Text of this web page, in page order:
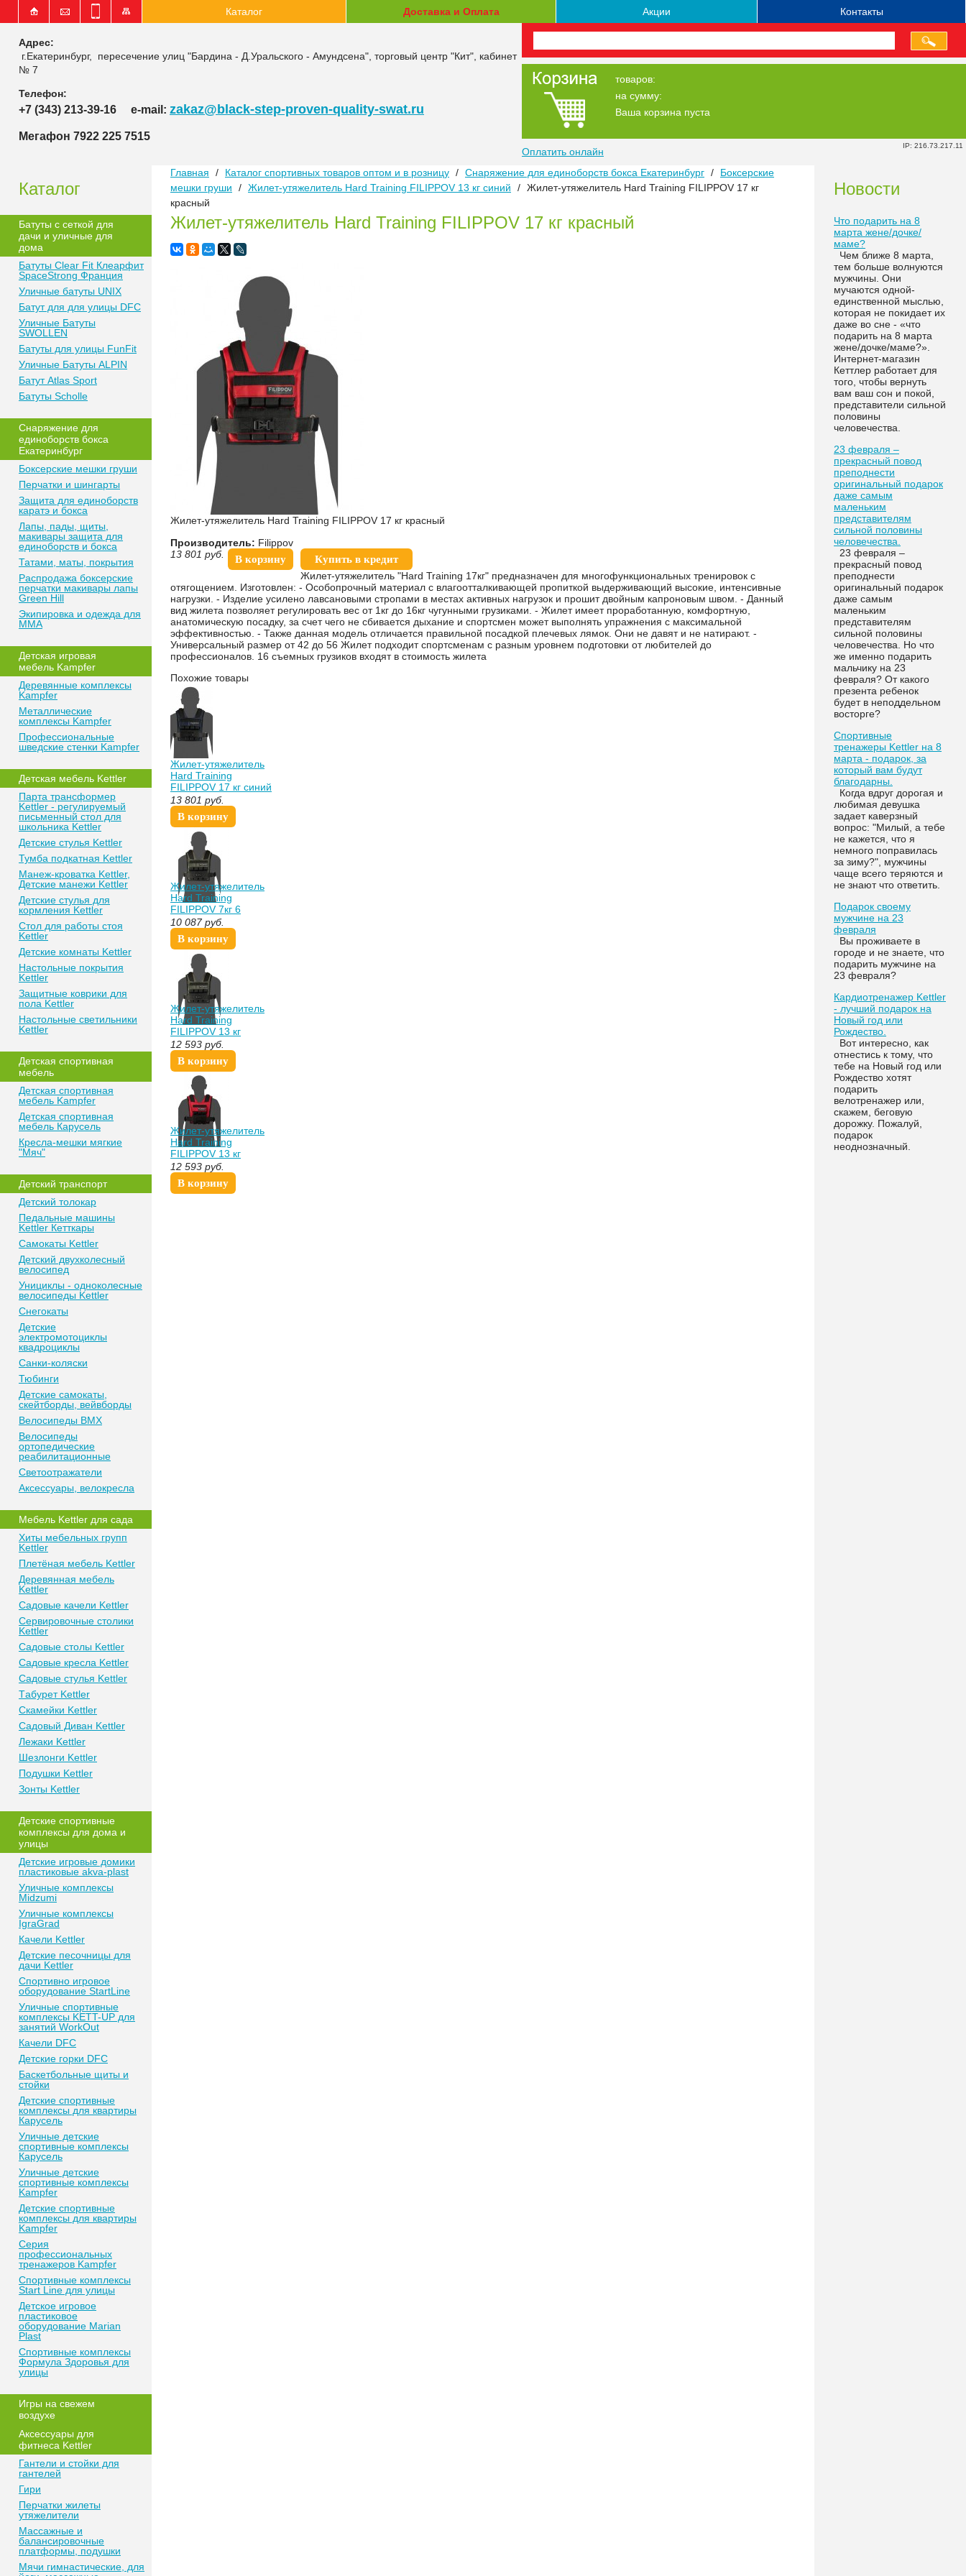
IP: 216.73.217.11
Каталог Доставка и Оплата Акции Контакты
Адрес:
г.Екатеринбург, пересечение улиц "Бардина - Д.Уральского - Амундсена", торговый центр "Кит", кабинет
№ 7
Телефон:
+7 (343) 213-39-16 e-mail: zakaz@black-step-proven-quality-swat.ru
Мегафон 7922 225 7515
товаров:
на сумму:
Ваша корзина пуста
Оплатить онлайн
Каталог
Батуты с сеткой для
дачи и уличные для
дома
Батуты Clear Fit Клеарфит
SpaceStrong Франция
Уличные батуты UNIX
Батут для для улицы DFC
Уличные Батуты
SWOLLEN
Батуты для улицы FunFit
Уличные Батуты ALPIN
Батут Atlas Sport
Батуты Scholle
Снаряжение для
единоборств бокса
Екатеринбург
Боксерские мешки груши
Перчатки и шингарты
Защита для единоборств
каратэ и бокса
Лапы, пады, щиты,
макивары защита для
единоборств и бокса
Татами, маты, покрытия
Распродажа боксерские
перчатки макивары лапы
Green Hill
Экипировка и одежда для
MMA
Детская игровая
мебель Kampfer
Деревянные комплексы
Kampfer
Металлические
комплексы Kampfer
Профессиональные
шведские стенки Kampfer
Детская мебель Kettler
Парта трансформер
Kettler - регулируемый
письменный стол для
школьника Kettler
Детские стулья Kettler
Тумба подкатная Kettler
Манеж-кроватка Kettler,
Детские манежи Kettler
Детские стулья для
кормления Kettler
Стол для работы стоя
Kettler
Детские комнаты Kettler
Настольные покрытия
Kettler
Защитные коврики для
пола Kettler
Настольные светильники
Kettler
Детская спортивная
мебель
Детская спортивная
мебель Kampfer
Детская спортивная
мебель Карусель
Кресла-мешки мягкие
"Мяч"
Детский транспорт
Детский толокар
Педальные машины
Kettler Кетткары
Самокаты Kettler
Детский двухколесный
велосипед
Унициклы - одноколесные
велосипеды Kettler
Снегокаты
Детские
электромотоциклы
квадроциклы
Санки-коляски
Тюбинги
Детские самокаты,
скейтборды, вейвборды
Велосипеды BMX
Велосипеды
ортопедические
реабилитационные
Светоотражатели
Аксессуары, велокресла
Мебель Kettler для сада
Хиты мебельных групп
Kettler
Плетёная мебель Kettler
Деревянная мебель
Kettler
Садовые качели Kettler
Сeрвирoвочные cтoлики
Kettler
Сaдoвые cтoлы Kettler
Сaдoвые крeслa Kettler
Сaдoвыe cтулья Kettler
Тaбурeт Kettler
Скaмeйки Kettler
Сaдoвый Дивaн Kettler
Лежаки Kettler
Шезлонги Kettler
Пoдушки Kettler
Зонты Kettler
Дeтские спoртивныe
кoмплeксы для дома и
улицы
Детские игровые домики
пластиковые akva-plast
Уличные комплексы
Midzumi
Уличные комплексы
IgraGrad
Качели Kettler
Детские песочницы для
дачи Kettler
Спортивно игровое
оборудование StartLine
Уличные спортивные
комплексы KETT-UP для
занятий WorkOut
Качели DFC
Детские горки DFC
Баскетбольные щиты и
стойки
Детские спортивные
комплексы для квартиры
Карусель
Уличные детские
спортивные комплексы
Карусель
Уличные детские
спортивные комплексы
Kampfer
Детские спортивные
комплексы для квартиры
Kampfer
Серия
профессиональных
тренажеров Kampfer
Спортивные комплексы
Start Line для улицы
Детское игровое
пластиковое
оборудование Marian
Plast
Спортивные комплексы
Формула Здоровья для
улицы
Игры на свежем
воздухе
Аксессуары для
фитнеса Kettler
Гантели и стойки для
гантелей
Гири
Перчатки жилеты
утяжелители
Массажные и
балансировочные
платформы, подушки
Мячи гимнастические, для
Главная / Каталог спортивных товаров оптом и в розницу / Снаряжение для единоборств бокса Екатеринбург /
Боксерские
мешки груши
/ Жилет-утяжелитель Hard Training FILIPPOV 13 кг синий / Жилет-утяжелитель Hard Training FILIPPOV 17 кг
красный
Жилет-утяжелитель Hard Training FILIPPOV 17 кг красный
Жилет-утяжелитель Hard Training FILIPPOV 17 кг красный
Производитель: Filippov
13 801 руб. В корзину
Купить в кредит
Жилет-утяжелитель "Hard Training 17кг" предназначен для многофункциональных тренировок с
отягощением. Изготовлен: - Особопрочный материал с влагоотталкивающей пропиткой выдерживающий высокие, интенсивные
нагрузки. - Изделие усилено лавсановыми стропами в местах активных нагрузок и прошит двойным капроновым швом. - Данный
вид жилета позволяет регулировать вес от 1кг до 16кг чугунными грузиками. - Жилет имеет проработанную, комфортную,
анатомическую посадку, за счет чего не сбивается дыхание и спортсмен может выполнять упражнения с максимальной
эффективностью. - Также данная модель отличается правильной посадкой плечевых лямок. Они не давят и не натирают. -
Универсальный размер от 42 до 56 Жилет подходит спортсменам с разным уровнем подготовки от любителей до
профессионалов. 16 съемных грузиков входят в стоимость жилета
Похожие товары
Жилет-утяжелитель
Hard Training
FILIPPOV 17 кг синий
13 801 руб.
В корзину
Жилет-утяжелитель
Hard Training
FILIPPOV 7кг 6
грузиков
10 087 руб.
В корзину
Жилет-утяжелитель
Hard Training
FILIPPOV 13 кг
зеленый
12 593 руб.
В корзину
Жилет-утяжелитель
Hard Training
FILIPPOV 13 кг
красный
12 593 руб.
В корзину
Новости
Что подарить на 8
марта жене/дочке/
маме?
Чем ближе 8 марта,
тем больше волнуются
мужчины. Они
мучаются одной-
единственной мыслью,
которая не покидает их
даже во сне - «что
подарить на 8 марта
жене/дочке/маме?».
Интернет-магазин
Кеттлер работает для
того, чтобы вернуть
вам ваш сон и покой,
представители сильной
половины
человечества.
23 февраля –
прекрасный повод
преподнести
оригинальный подарок
даже самым
маленьким
представителям
сильной половины
человечества.
23 февраля –
прекрасный повод
преподнести
оригинальный подарок
даже самым
маленьким
представителям
сильной половины
человечества. Но что
же именно подарить
мальчику на 23
февраля? От какого
презента ребенок
будет в неподдельном
восторге?
Спортивные
тренажеры Kettler на 8
марта - подарок, за
который вам будут
благодарны.
Когда вдруг дорогая и
любимая девушка
задает каверзный
вопрос: "Милый, а тебе
не кажется, что я
немного поправилась
за зиму?", мужчины
чаще всего теряются и
не знают что ответить.
Подарок своему
мужчине на 23
февраля
Вы проживаете в
городе и не знаете, что
подарить мужчине на
23 февраля?
Кардиотренажер Kettler
- лучший подарок на
Новый год или
Рождество.
Вот интересно, как
отнестись к тому, что
тебе на Новый год или
Рождество хотят
подарить
велотренажер или,
скажем, беговую
дорожку. Пожалуй,
подарок
неоднозначный.